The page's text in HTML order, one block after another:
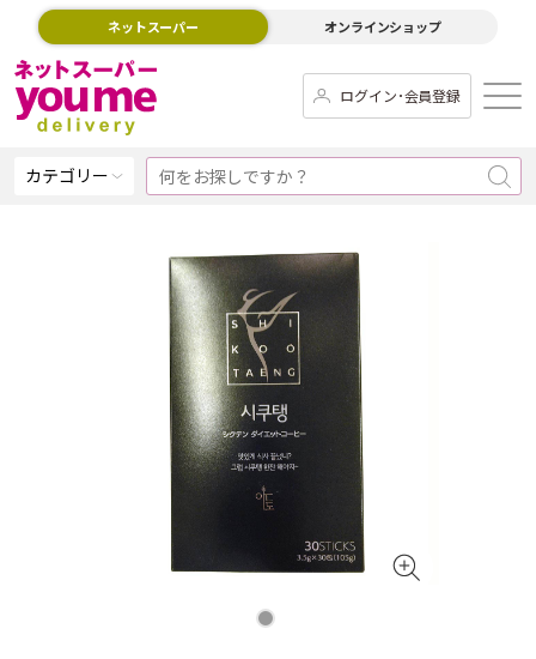
ネットスーパー オンラインショップ
ログイン･会員登録
カテゴリー